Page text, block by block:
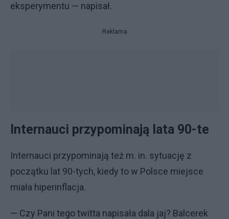
eksperymentu — napisał.
Reklama
Internauci przypominają lata 90-te
Internauci przypominają też m. in. sytuację z
początku lat 90-tych, kiedy to w Polsce miejsce
miała hiperinflacja.
— Czy Pani tego twitta napisała dala jaj? Balcerek